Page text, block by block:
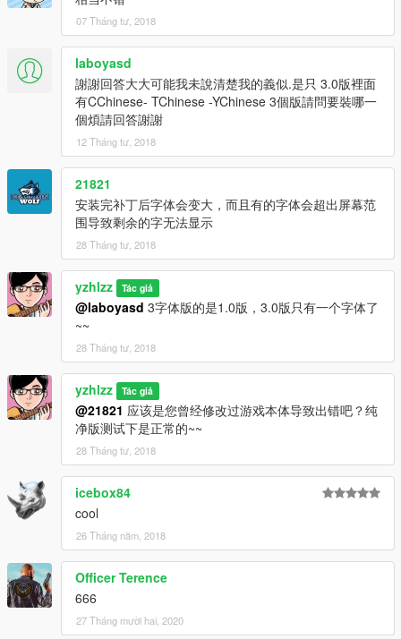
07 Tháng tư, 2018
laboyasd
謝謝回答大大可能我未說清楚我的義似.是只 3.0版裡面
有CChinese- TChinese -YChinese 3個版請問要裝哪一
個煩請回答謝謝
12 Tháng tư, 2018
21821
安装完补丁后字体会变大，而且有的字体会超出屏幕范
围导致剩余的字无法显示
28 Tháng tư, 2018
yzhlzz Tác giả
@laboyasd 3字体版的是1.0版，3.0版只有一个字体了
~~
28 Tháng tư, 2018
yzhlzz Tác giả
@21821 应该是您曾经修改过游戏本体导致出错吧？纯
净版测试下是正常的~~
28 Tháng tư, 2018
icebox84
cool
26 Tháng năm, 2018
Officer Terence
666
27 Tháng mười hai, 2020